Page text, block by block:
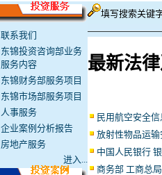
联系我们
东锦投资咨询部业务
服务内容
东锦财务部服务项目
东锦市场部服务项目
人事服务
企业案例分析报告
房地产服务
进入...
填写搜索关键
最新法
民用航空安全
放射性物品运
中国人民银行
商务部 工商总